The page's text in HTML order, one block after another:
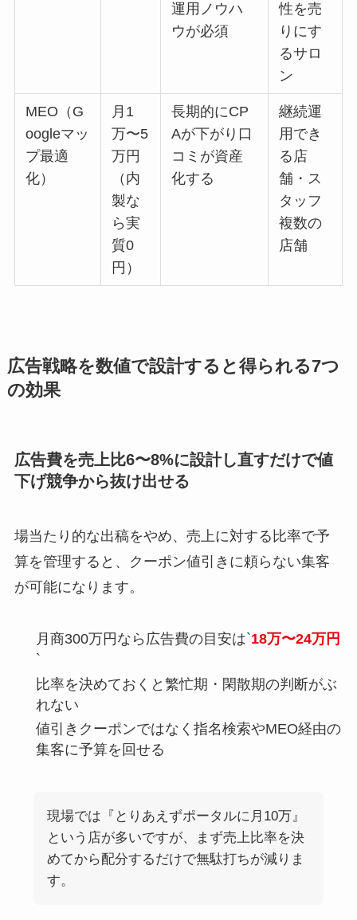
運用ノウハ
ウが必須
性を売
りにす
るサロ
ン
MEO（G
oogleマッ
プ最適
化）
月1
万〜5
万円
（内
製な
ら実
質0
円）
長期的にCP
Aが下がり口
コミが資産
化する
継続運
用でき
る店
舗・ス
タッフ
複数の
店舗
広告戦略を数値で設計すると得られる7つ
の効果
広告費を売上比6〜8%に設計し直すだけで値
下げ競争から抜け出せる
場当たり的な出稿をやめ、売上に対する比率で予
算を管理すると、クーポン値引きに頼らない集客
が可能になります。
月商300万円なら広告費の目安は`18万〜24万円
`
比率を決めておくと繁忙期・閑散期の判断がぶ
れない
値引きクーポンではなく指名検索やMEO経由の
集客に予算を回せる
現場では『とりあえずポータルに月10万』
という店が多いですが、まず売上比率を決
めてから配分するだけで無駄打ちが減りま
す。